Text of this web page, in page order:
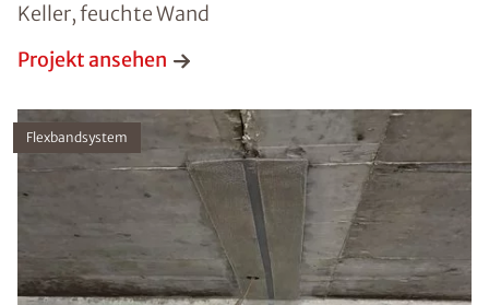
Keller, feuchte Wand
Projekt ansehen
Flexbandsystem